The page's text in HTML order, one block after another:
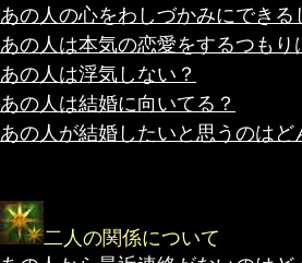
あの人の心をわしづかみにできる
あの人は本気の恋愛をするつもり
あの人は浮気しない？
あの人は結婚に向いてる？
あの人が結婚したいと思うのはど
二人の関係について